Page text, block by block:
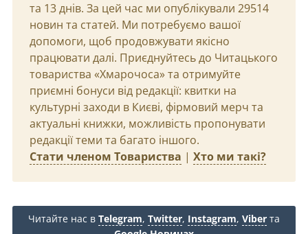
та 13 днів. За цей час ми опублікували 29514
новин та статей. Ми потребуємо вашої
допомоги, щоб продовжувати якісно
працювати далі. Приєднуйтесь до Читацького
товариства «Хмарочоса» та отримуйте
приємні бонуси від редакції: квитки на
культурні заходи в Києві, фірмовий мерч та
актуальні книжки, можливість пропонувати
редакції теми та багато іншого.
Стати членом Товариства | Хто ми такі?
Читайте нас в Telegram, Twitter, Instagram, Viber та